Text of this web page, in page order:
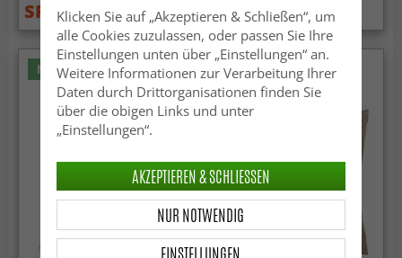
SFr. 15.99 SFr. 30.99 SFr. 22.99
Neuheit
Klicken Sie auf „Akzeptieren & Schließen“, um
alle Cookies zuzulassen, oder passen Sie Ihre
Einstellungen unten über „Einstellungen“ an.
Weitere Informationen zur Verarbeitung Ihrer
Daten durch Drittorganisationen finden Sie
über die obigen Links und unter
„Einstellungen“.
NUR NOTWENDIG
AKZEPTIEREN & SCHLIESSEN